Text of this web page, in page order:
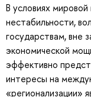
В условиях
нестабильности,
государствам, вне
экономической
эффективно
интересы на
«регионализации»